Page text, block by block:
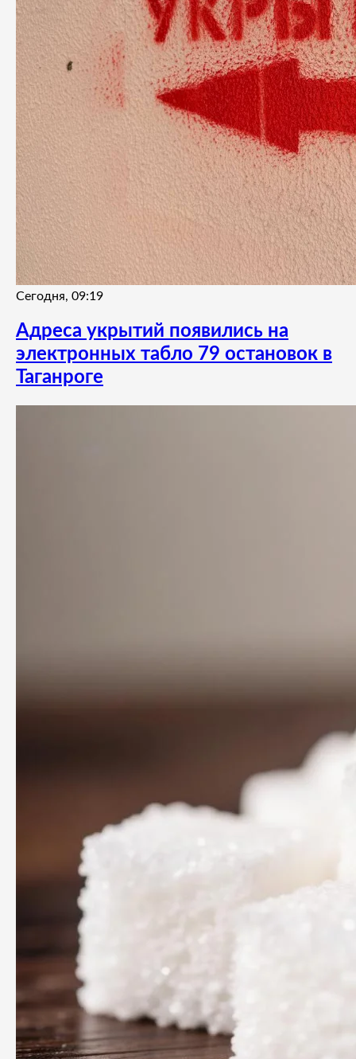
Сегодня, 09:19
Адреса укрытий появились на
электронных табло 79 остановок в
Таганроге